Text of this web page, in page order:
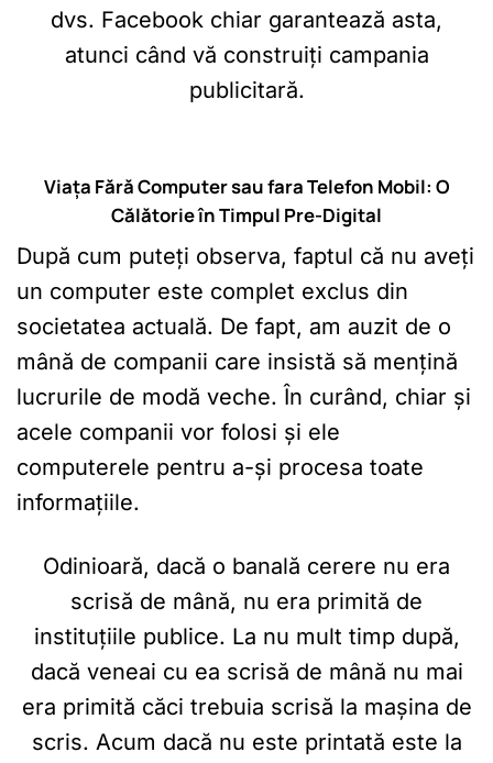
dvs. Facebook chiar garantează asta,
atunci când vă construiți campania
publicitară.
Viața Fără Computer sau fara Telefon Mobil: O
Călătorie în Timpul Pre-Digital
După cum puteți observa, faptul că nu aveți
un computer este complet exclus din
societatea actuală. De fapt, am auzit de o
mână de companii care insistă să mențină
lucrurile de modă veche. În curând, chiar și
acele companii vor folosi și ele
computerele pentru a-și procesa toate
informațiile.
Odinioară, dacă o banală cerere nu era
scrisă de mână, nu era primită de
instituțiile publice. La nu mult timp după,
dacă veneai cu ea scrisă de mână nu mai
era primită căci trebuia scrisă la mașina de
scris. Acum dacă nu este printată este la